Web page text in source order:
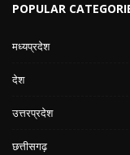
POPULAR
मध्यप्रदेश
देश
उत्तरप्रदेश
छत्तीसगढ़